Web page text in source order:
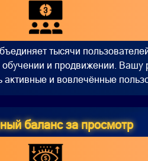
тысячи
обучении и продвижении. Вашу
активные и вовлечённые
баланс за просмотр